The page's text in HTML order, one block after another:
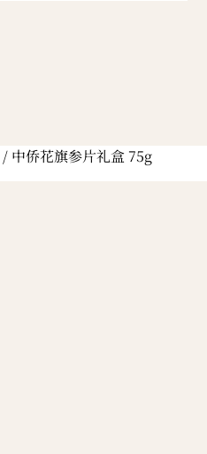
/ 中侨花旗参片礼盒 75g